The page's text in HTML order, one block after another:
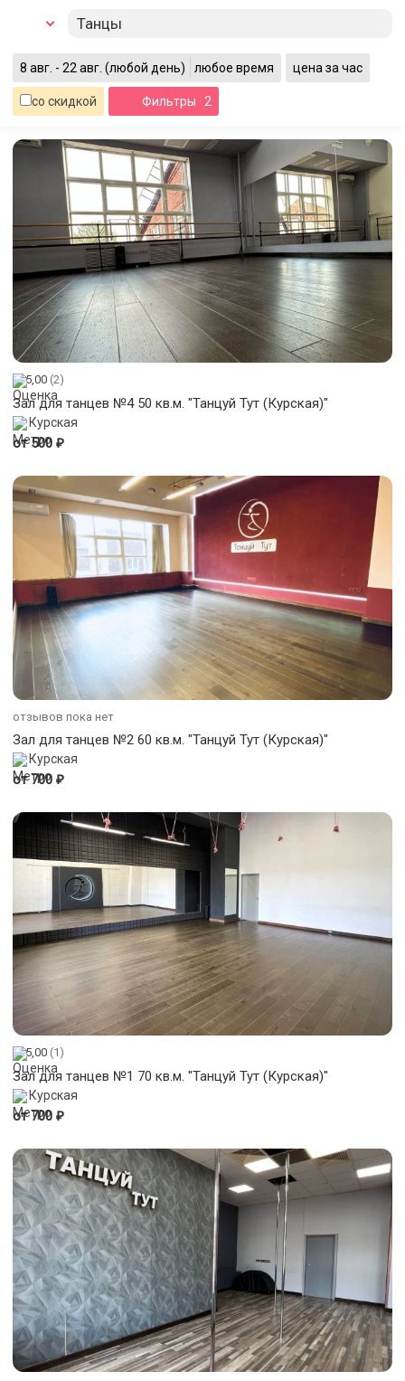
Танцы
8 авг. - 22 авг. (любой день) любое время цена за час
со скидкой Фильтры · 2
5,00 (2)
Зал для танцев №4 50 кв.м. "Танцуй Тут (Курская)"
Курская
от 500 ₽
отзывов пока нет
Зал для танцев №2 60 кв.м. "Танцуй Тут (Курская)"
Курская
от 700 ₽
5,00 (1)
Зал для танцев №1 70 кв.м. "Танцуй Тут (Курская)"
Курская
от 700 ₽